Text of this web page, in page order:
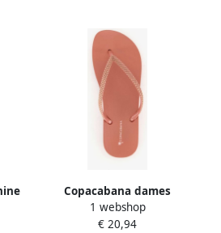
Copacabana dames
teenslippers met strass
steentjes Roze
1 webshop
€ 20,94